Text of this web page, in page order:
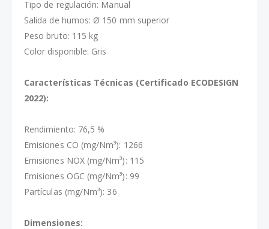
Tipo de regulación: Manual
Salida de humos: Ø 150 mm superior
Peso bruto: 115 kg
Color disponible: Gris
Características Técnicas (Certificado ECODESIGN
2022):
Rendimiento: 76,5 %
Emisiones CO (mg/Nm³): 1266
Emisiones NOX (mg/Nm³): 115
Emisiones OGC (mg/Nm³): 99
Partículas (mg/Nm³): 36
Dimensiones: